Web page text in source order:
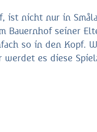
ist nicht nur in
Bauernhof seiner
so in den Kopf.
es diese